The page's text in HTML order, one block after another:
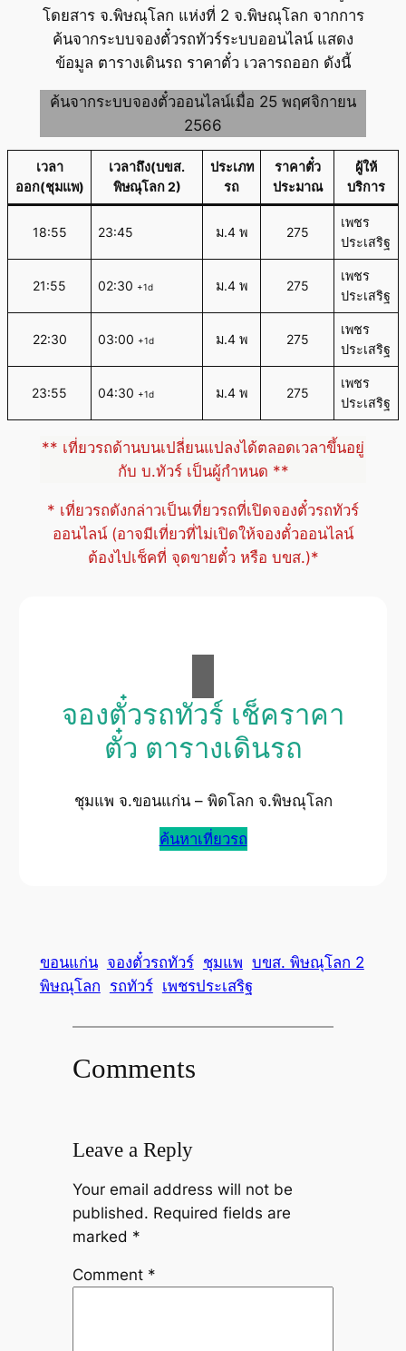
โดยสาร จ.พิษณุโลก แห่งที่ 2 จ.พิษณุโลก จากการ
ค้นจากระบบจองตั๋วรถทัวร์ระบบออนไลน์ แสดง
ข้อมูล ตารางเดินรถ ราคาตั๋ว เวลารถออก ดังนี้
ค้นจากระบบจองตั๋วออนไลน์เมื่อ 25 พฤศจิกายน
2566
เวลา
ออก(ชุมแพ)
เวลาถึง(บขส.
พิษณุโลก 2)
ประเภท
รถ
ราคาตั๋ว
ประมาณ
ผู้ให้
บริการ
18:55 23:45 ม.4 พ 275
เพชร
ประเสริฐ
21:55 02:30 +1d ม.4 พ 275
เพชร
ประเสริฐ
22:30 03:00 +1d ม.4 พ 275
เพชร
ประเสริฐ
23:55 04:30 +1d ม.4 พ 275
เพชร
ประเสริฐ
** เที่ยวรถด้านบนเปลี่ยนแปลงได้ตลอดเวลาขึ้นอยู่
กับ บ.ทัวร์ เป็นผู้กำหนด **
* เที่ยวรถดังกล่าวเป็นเที่ยวรถที่เปิดจองตั๋วรถทัวร์
ออนไลน์ (อาจมีเที่ยวที่ไม่เปิดให้จองตั๋วออนไลน์
ต้องไปเช็คที่ จุดขายตั๋ว หรือ บขส.)*
จองตั๋วรถทัวร์ เช็คราคา
ตั๋ว ตารางเดินรถ
ชุมแพ จ.ขอนแก่น – พิดโลก จ.พิษณุโลก
ค้นหาเที่ยวรถ
ขอนแก่น จองตั๋วรถทัวร์ ชุมแพ บขส. พิษณุโลก 2
พิษณุโลก รถทัวร์ เพชรประเสริฐ
Comments
Leave a Reply
Your email address will not be
published. Required fields are
marked *
Comment *